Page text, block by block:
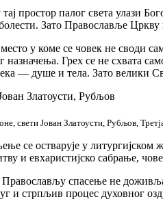
палог света улази
Зато Православље Цркву
у коме се човек не своди само
назначења. Грех се не схвата
— душе и тела. Зато велики
свети Јован Златоусти, Рубљов,
остварује у литургијском
и евхаристијско сабрање,
спасење не доживљава
и стрпљив процес духовног